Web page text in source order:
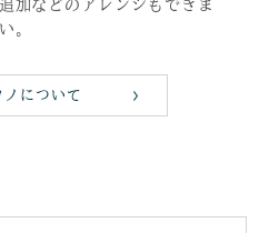
加などのアレンジもできま
。
ノについて